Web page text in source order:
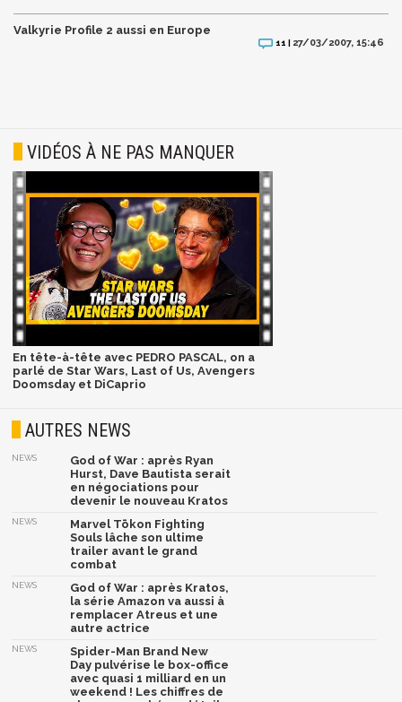
Valkyrie Profile 2 aussi en Europe
11 | 27/03/2007, 15:46
VIDÉOS À NE PAS MANQUER
En tête-à-tête avec PEDRO PASCAL, on a
parlé de Star Wars, Last of Us, Avengers
Doomsday et DiCaprio
AUTRES NEWS
NEWS
God of War : après Ryan
Hurst, Dave Bautista serait
en négociations pour
devenir le nouveau Kratos
NEWS
Marvel Tōkon Fighting
Souls lâche son ultime
trailer avant le grand
combat
NEWS
God of War : après Kratos,
la série Amazon va aussi à
remplacer Atreus et une
autre actrice
NEWS
Spider-Man Brand New
Day pulvérise le box-office
avec quasi 1 milliard en un
weekend ! Les chiffres de